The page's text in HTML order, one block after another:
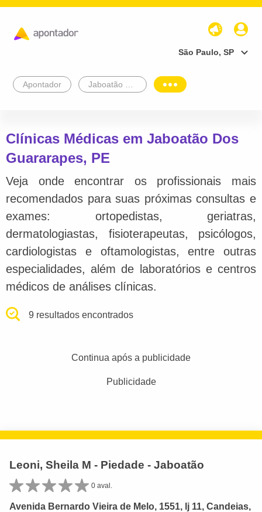
São Paulo, SP
Apontador
Clínicas Médicas em Jaboatão Dos
Guararapes, PE
Veja onde encontrar os profissionais mais
recomendados para suas próximas consultas e
exames: ortopedistas, geriatras,
dermatologiastas, fisioterapeutas, psicólogos,
cardiologistas e oftamologistas, entre outras
especialidades, além de laboratórios e centros
médicos de análises clínicas.
9 resultados encontrados
Continua após a publicidade
Publicidade
Leoni, Sheila M - Piedade - Jaboatão
0 aval.
Avenida Bernardo Vieira de Melo, 1551, lj 11, Candeias,